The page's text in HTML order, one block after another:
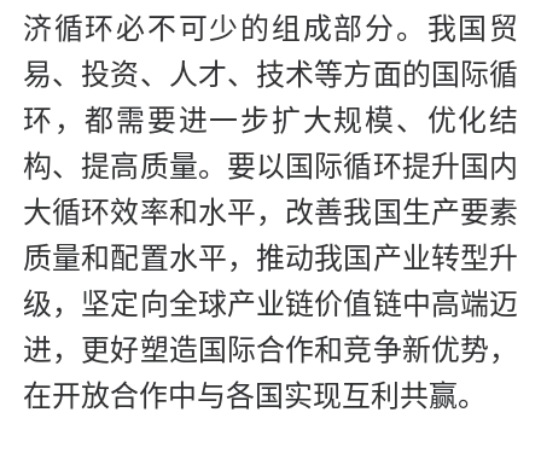
济循环必不可少的组成部分。我国贸
易、投资、人才、技术等方面的国际循
环，都需要进一步扩大规模、优化结
构、提高质量。要以国际循环提升国内
大循环效率和水平，改善我国生产要素
质量和配置水平，推动我国产业转型升
级，坚定向全球产业链价值链中高端迈
进，更好塑造国际合作和竞争新优势，
在开放合作中与各国实现互利共赢。